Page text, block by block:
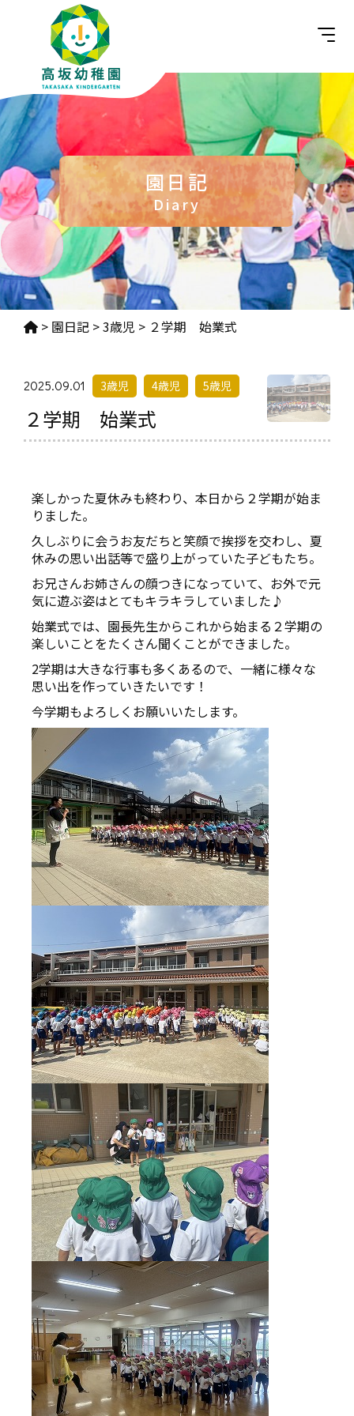
園日記
Diary
> 園日記 >3歳児 > ２学期 始業式
2025.09.01 3歳児 4歳児 5歳児
２学期 始業式
楽しかった夏休みも終わり、本日から２学期が始ま
りました。
久しぶりに会うお友だちと笑顔で挨拶を交わし、夏
休みの思い出話等で盛り上がっていた子どもたち。
お兄さんお姉さんの顔つきになっていて、お外で元
気に遊ぶ姿はとてもキラキラしていました♪
始業式では、園長先生からこれから始まる２学期の
楽しいことをたくさん聞くことができました。
2学期は大きな行事も多くあるので、一緒に様々な
思い出を作っていきたいです！
今学期もよろしくお願いいたします。